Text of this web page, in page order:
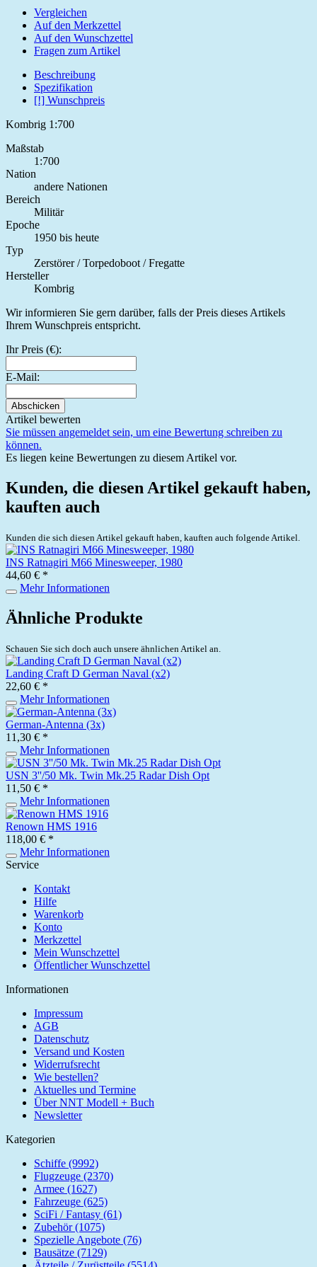
Vergleichen
Auf den Merkzettel
Auf den Wunschzettel
Fragen zum Artikel
Beschreibung
Spezifikation
[!] Wunschpreis
Kombrig 1:700
Maßstab
1:700
Nation
andere Nationen
Bereich
Militär
Epoche
1950 bis heute
Typ
Zerstörer / Torpedoboot / Fregatte
Hersteller
Kombrig
Wir informieren Sie gern darüber, falls der Preis dieses Artikels
Ihrem Wunschpreis entspricht.
Ihr Preis (€):
E-Mail:
Abschicken
Artikel bewerten
Sie müssen angemeldet sein, um eine Bewertung schreiben zu
können.
Es liegen keine Bewertungen zu diesem Artikel vor.
Kunden, die diesen Artikel gekauft haben,
kauften auch
Kunden die sich diesen Artikel gekauft haben, kauften auch folgende Artikel.
INS Ratnagiri M66 Minesweeper, 1980
44,60 € *
Mehr Informationen
Ähnliche Produkte
Schauen Sie sich doch auch unsere ähnlichen Artikel an.
Landing Craft D German Naval (x2)
22,60 € *
Mehr Informationen
German-Antenna (3x)
11,30 € *
Mehr Informationen
USN 3''/50 Mk. Twin Mk.25 Radar Dish Opt
11,50 € *
Mehr Informationen
Renown HMS 1916
118,00 € *
Mehr Informationen
Service
Kontakt
Hilfe
Warenkorb
Konto
Merkzettel
Mein Wunschzettel
Öffentlicher Wunschzettel
Informationen
Impressum
AGB
Datenschutz
Versand und Kosten
Widerrufsrecht
Wie bestellen?
Aktuelles und Termine
Über NNT Modell + Buch
Newsletter
Kategorien
Schiffe (9992)
Flugzeuge (2370)
Armee (1627)
Fahrzeuge (625)
SciFi / Fantasy (61)
Zubehör (1075)
Spezielle Angebote (76)
Bausätze (7129)